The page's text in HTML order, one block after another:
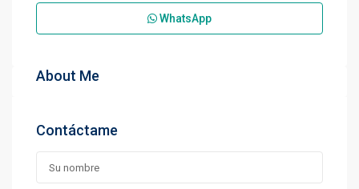
WhatsApp
About Me
Contáctame